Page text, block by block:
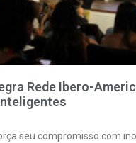
Rede Ibero-
seu compromisso com